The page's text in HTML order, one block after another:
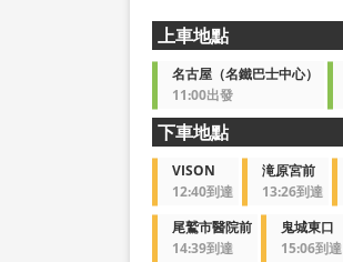
上車地點
名古屋（名鐵巴士中心）
11:00出發
下車地點
VISON
12:40到達
滝原宮前
13:26到達
尾鷲市醫院前
14:39到達
鬼城東口
15:06到達